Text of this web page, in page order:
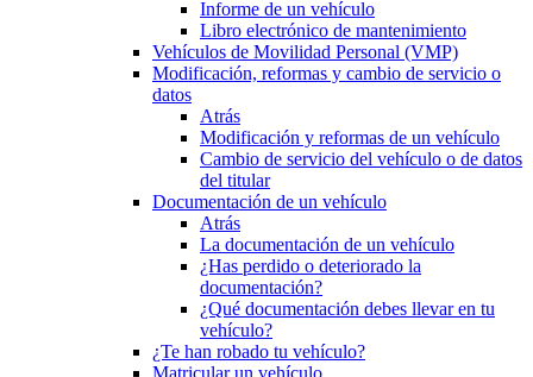
Informe de un vehículo
Libro electrónico de mantenimiento
Vehículos de Movilidad Personal (VMP)
Modificación, reformas y cambio de servicio o
datos
Atrás
Modificación y reformas de un vehículo
Cambio de servicio del vehículo o de datos
del titular
Documentación de un vehículo
Atrás
La documentación de un vehículo
¿Has perdido o deteriorado la
documentación?
¿Qué documentación debes llevar en tu
vehículo?
¿Te han robado tu vehículo?